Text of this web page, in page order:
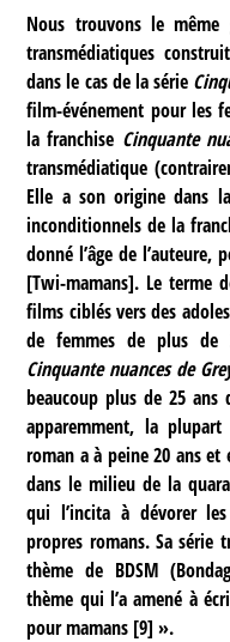
Nous trouvons le même
transmédiatiques
dans le cas de la série
film-événement pour les
la franchise Cinquante
transmédiatique
Elle a son origine dans
inconditionnels de la
donné l’âge de l’auteure,
[Twi-mamans]. Le terme
films ciblés vers des
de femmes de plus de
Cinquante nuances de
beaucoup plus de 25 ans
apparemment, la
roman a à peine 20 ans et
dans le milieu de la
qui l’incita à dévorer
propres romans. Sa série
thème de BDSM
thème qui l’a amené à
pour mamans [9] ».